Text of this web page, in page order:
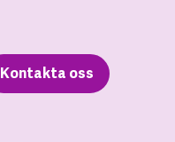
Kontakta oss